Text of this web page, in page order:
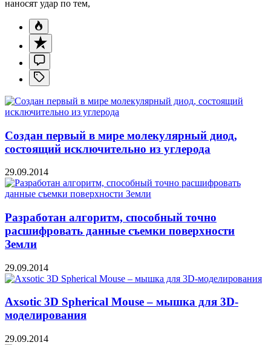
наносят удар по тем,
Создан первый в мире молекулярный диод,
состоящий исключительно из углерода
29.09.2014
Разработан алгоритм, способный точно
расшифровать данные съемки поверхности
Земли
29.09.2014
Axsotic 3D Spherical Mouse – мышка для 3D-
моделирования
29.09.2014